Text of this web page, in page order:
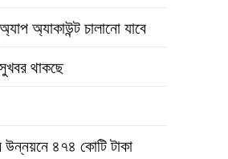
অ্যাকাউন্ট চালানো যাবে
থাকছে
উন্নয়নে ৪৭৪ কোটি টাকা